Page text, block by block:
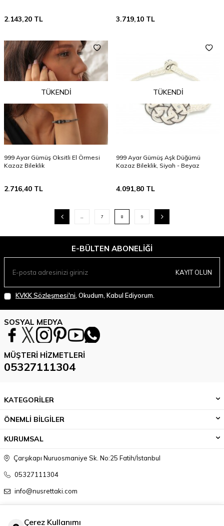
2.143,20 TL 3.719,10 TL
TÜKENDI
999 Ayar Gümüş Oksitli El Örmesi
Kazaz Bileklik
2.716,40 TL
TÜKENDI
999 Ayar Gümüş Aşk Düğümü
Kazaz Bileklik, Siyah - Beyaz
4.091,80 TL
… 7 8 9
E-BÜLTEN ABONELIĞI
KAYIT OLUN
KVKK Sözleşmesi'ni, Okudum, Kabul Ediyorum.
SOSYAL MEDYA
MÜŞTERI HIZMETLERI
05327111304
KATEGORİLER
ÖNEMLİ BİLGİLER
KURUMSAL
Çarşıkapı Nuruosmaniye Sk. No:25 Fatih/İstanbul
05327111304
info@nusrettaki.com
Çerez Kullanımı